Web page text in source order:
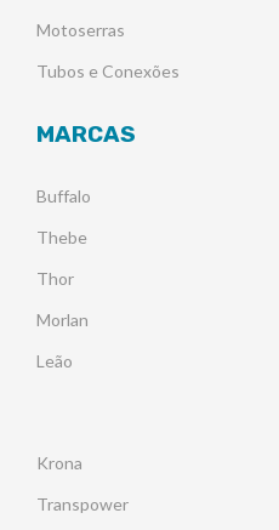
Motoserras
Tubos e Conexões
MARCAS
Buffalo
Thebe
Thor
Morlan
Leão
Krona
Transpower